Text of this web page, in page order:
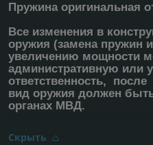
Пружина оригинальная
Все изменения в
оружия (замена пружин
увеличению мощности
административную или
ответственность,
вид оружия должен
органах МВД.
Скрыть